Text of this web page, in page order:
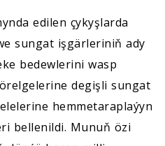
edilen çykyşlarda
sungat işgärleriniň ady
bedewlerini wasp
degişli sungat
hemmetaraplaýyn
bellenildi. Munuň özi